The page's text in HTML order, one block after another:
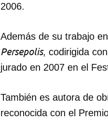
2006.
Además de su trabajo
Persepolis, codirigida
jurado en 2007 en el
También es autora de
reconocida con el